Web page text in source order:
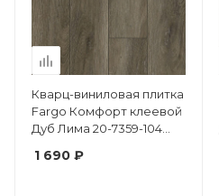
Кварц-виниловая плитка
Fargo Комфорт клеевой
Дуб Лима 20-7359-104
1 690 ₽